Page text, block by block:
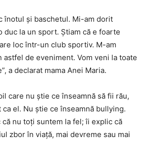
înotul și baschetul. Mi-am dorit
duc la un sport. Știam că e foarte
loc într-un club sportiv. M-am
astfel de eveniment. Vom veni la toate
a declarat mama Anei Maria.
care nu știe ce înseamnă să fii rău,
el. Nu știe ce înseamnă bullying.
nu toți suntem la fel; îi explic că
zbor în viață, mai devreme sau mai